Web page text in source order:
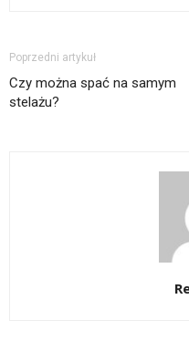
Poprzedni artykuł
Czy można spać na samym
stelażu?